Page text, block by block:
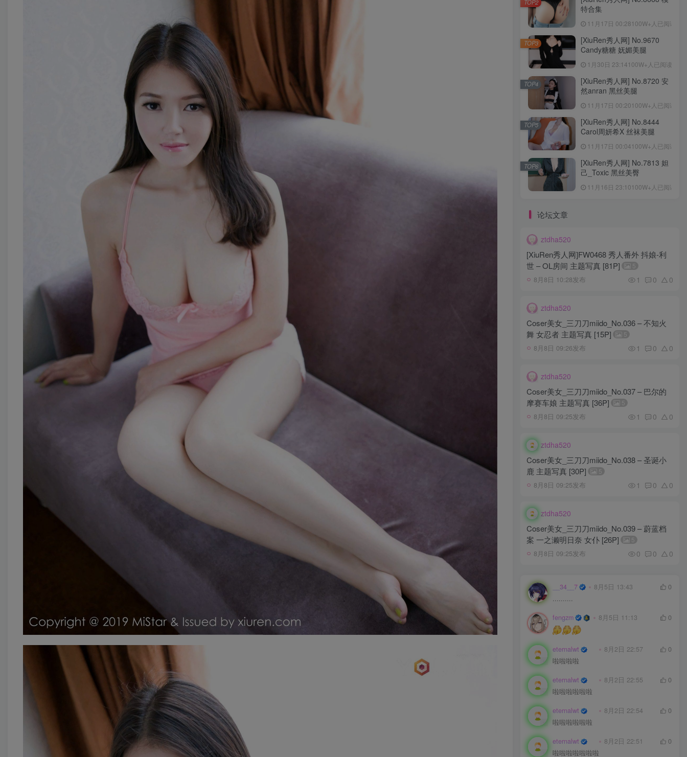
特合集
11月17日 00:28 100W+人已阅读
TOP2
[XiuRen秀人网] No.9670
Candy糖糖 妩媚美腿
1月30日 23:14 100W+人已阅读
TOP3
[XiuRen秀人网] No.8720 安
然anran 黑丝美腿
11月17日 00:20 100W+人已阅读
TOP4
[XiuRen秀人网] No.8444
Carol周妍希X 丝袜美腿
11月17日 00:04 100W+人已阅读
TOP5
[XiuRen秀人网] No.7813 妲
己_Toxic 黑丝美臀
11月16日 23:10 100W+人已阅读
TOP6
论坛文章
ztdha520
[XiuRen秀人网]FW0468 秀人番外 抖娘-利
世 – OL房间 主题写真 [81P]
5
8月8日 10:28发布 1 0 0
ztdha520
Coser美女_三刀刀miido_No.036 – 不知火
舞 女忍者 主题写真 [15P]
5
8月8日 09:26发布 1 0 0
ztdha520
Coser美女_三刀刀miido_No.037 – 巴尔的
摩赛车娘 主题写真 [36P]
5
8月8日 09:25发布 1 0 0
ztdha520
Coser美女_三刀刀miido_No.038 – 圣诞小
鹿 主题写真 [30P]
5
8月8日 09:25发布 1 0 0
ztdha520
Coser美女_三刀刀miido_No.039 – 蔚蓝档
案 一之濑明日奈 女仆 [26P]
5
8月8日 09:25发布 0 0 0
__34__7 8月5日 13:43
0
..........
fengzm 8月5日 11:13 0
eternalwt 8月2日 22:57
0
啦啦啦啦
eternalwt 8月2日 22:55
0
啦啦啦啦啦啦
eternalwt 8月2日 22:54
0
啦啦啦啦啦啦
eternalwt 8月2日 22:51
0
啦啦啦啦啦啦啦